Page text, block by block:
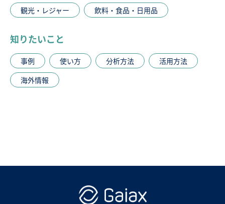
観光・レジャー
飲料・食品・日用品
知りたいこと
事例 使い方 分析方法
活用方法
海外情報